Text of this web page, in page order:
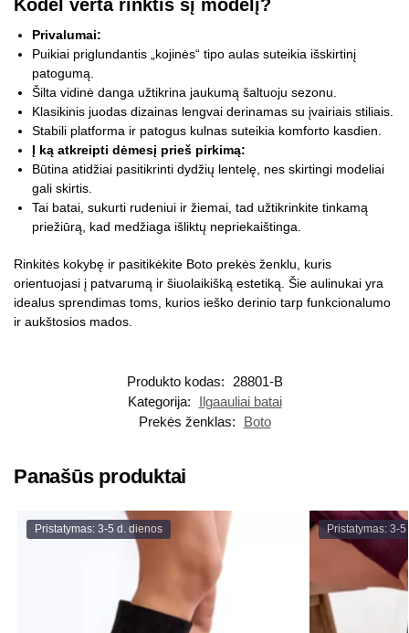
Kodėl verta rinktis šį modelį?
Privalumai:
Puikiai priglundantis „kojinės“ tipo aulas suteikia išskirtinį
patogumą.
Šilta vidinė danga užtikrina jaukumą šaltuoju sezonu.
Klasikinis juodas dizainas lengvai derinamas su įvairiais stiliais.
Stabili platforma ir patogus kulnas suteikia komforto kasdien.
Į ką atkreipti dėmesį prieš pirkimą:
Būtina atidžiai pasitikrinti dydžių lentelę, nes skirtingi modeliai
gali skirtis.
Tai batai, sukurti rudeniui ir žiemai, tad užtikrinkite tinkamą
priežiūrą, kad medžiaga išliktų nepriekaištinga.
Rinkitės kokybę ir pasitikėkite Boto prekės ženklu, kuris
orientuojasi į patvarumą ir šiuolaikišką estetiką. Šie aulinukai yra
idealus sprendimas toms, kurios ieško derinio tarp funkcionalumo
ir aukštosios mados.
Produkto kodas:
28801-B
Kategorija:
Ilgaauliai batai
Prekės ženklas:
Boto
Panašūs produktai
Pristatymas: 3-5 d. dienos Pristatymas: 3-